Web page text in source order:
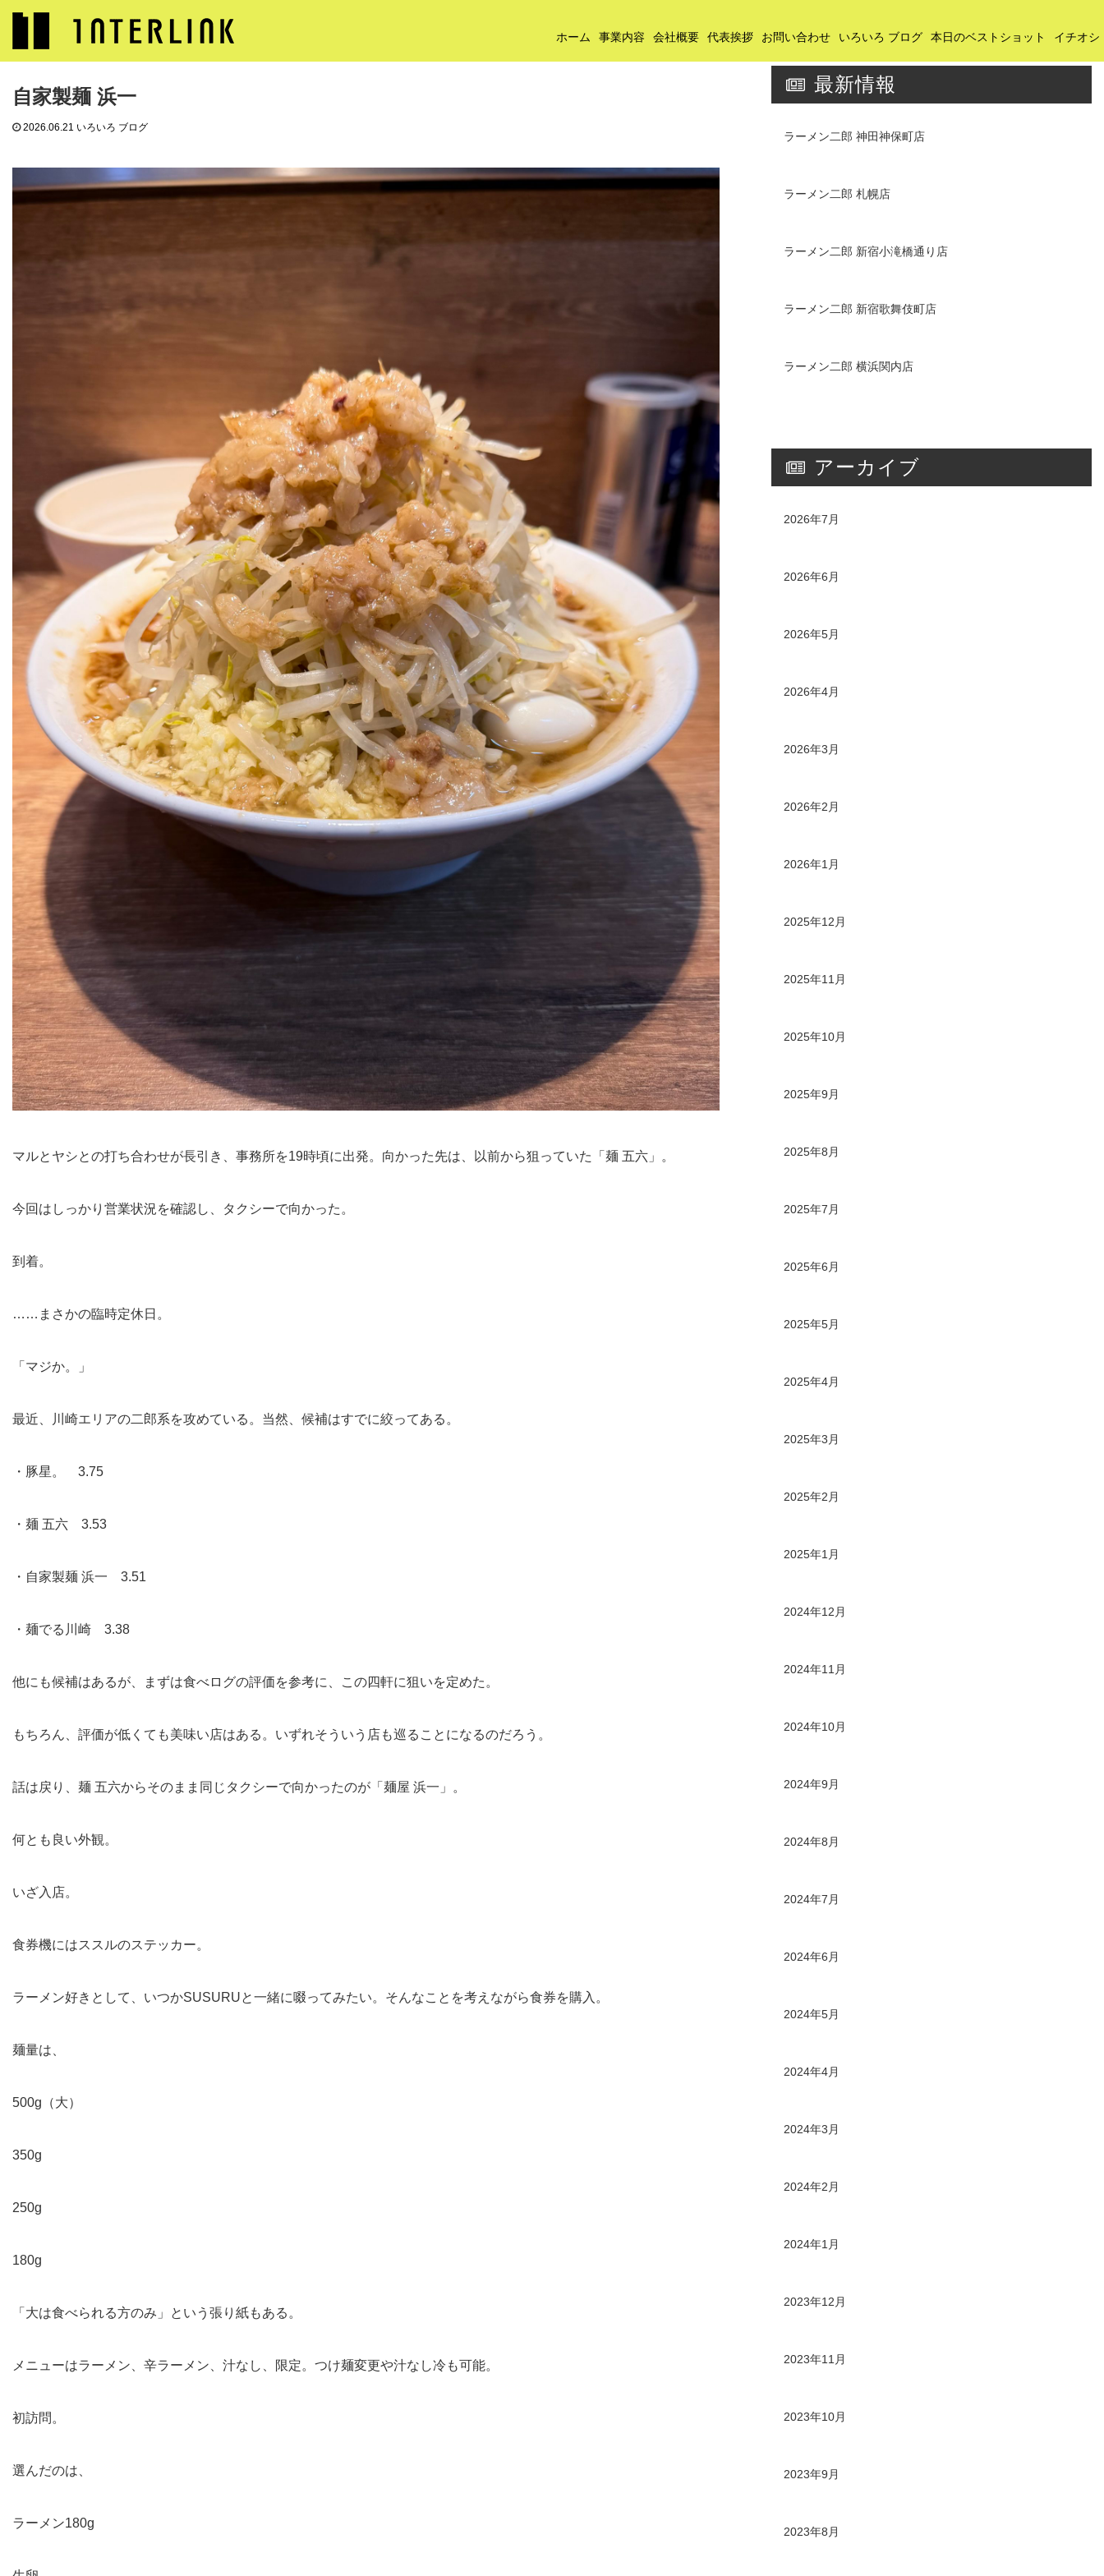
ホーム 事業内容 会社概要 代表挨拶 お問い合わせ いろいろ ブログ 本日のベストショット イチオシ
いろいろ ブログ 自家製麺 浜一
自家製麺 浜一
2026.06.21 いろいろ ブログ
マルとヤシとの打ち合わせが長引き、事務所を19時頃に出発。向かった先は、以前から狙っていた「麺 五六」。
今回はしっかり営業状況を確認し、タクシーで向かった。
到着。
……まさかの臨時定休日。
「マジか。」
最近、川崎エリアの二郎系を攻めている。当然、候補はすでに絞ってある。
・豚星。 3.75
・麺 五六 3.53
・自家製麺 浜一 3.51
・麺でる川崎 3.38
他にも候補はあるが、まずは食べログの評価を参考に、この四軒に狙いを定めた。
もちろん、評価が低くても美味い店はある。いずれそういう店も巡ることになるのだろう。
話は戻り、麺 五六からそのまま同じタクシーで向かったのが「麺屋 浜一」。
何とも良い外観。
いざ入店。
食券機にはススルのステッカー。
ラーメン好きとして、いつかSUSURUと一緒に啜ってみたい。そんなことを考えながら食券を購入。
麺量は、
500g（大）
350g
250g
180g
「大は食べられる方のみ」という張り紙もある。
メニューはラーメン、辛ラーメン、汁なし、限定。つけ麺変更や汁なし冷も可能。
初訪問。
選んだのは、
ラーメン180g
最新情報
ラーメン二郎 神田神保町店
ラーメン二郎 札幌店
ラーメン二郎 新宿小滝橋通り店
ラーメン二郎 新宿歌舞伎町店
ラーメン二郎 横浜関内店
アーカイブ
2026年7月
2026年6月
2026年5月
2026年4月
2026年3月
2026年2月
2026年1月
2025年12月
2025年11月
2025年10月
2025年9月
2025年8月
2025年7月
2025年6月
2025年5月
2025年4月
2025年3月
2025年2月
2025年1月
2024年12月
2024年11月
2024年10月
2024年9月
2024年8月
2024年7月
2024年6月
2024年5月
2024年4月
2024年3月
2024年2月
2024年1月
2023年12月
2023年11月
2023年10月
2023年9月
2023年8月